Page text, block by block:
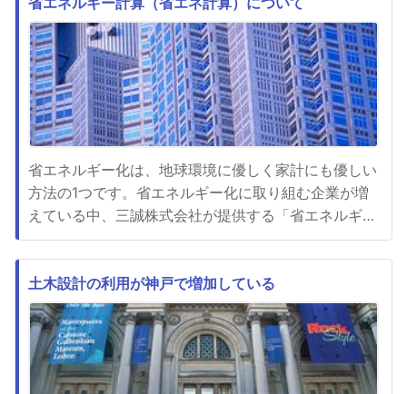
れている方は、訪問見積依頼フォームを利用して見積
もりを請求してみるとよ...
省エネルギー化は、地球環境に優しく家計にも優しい
方法の1つです。省エネルギー化に取り組む企業が増
えている中、三誠株式会社が提供する「省エネルギー
計算（省エネ計算）について」のページはエネルギー
削減に取り組む人々にとって、非常に役立つ情報が盛
り込まれているページです。「省エネルギー計算（省
エネ計算）について」のページでは、エネルギー削減
に向けた基本的な考え方や...
土木設計の利用が神戸で増加している